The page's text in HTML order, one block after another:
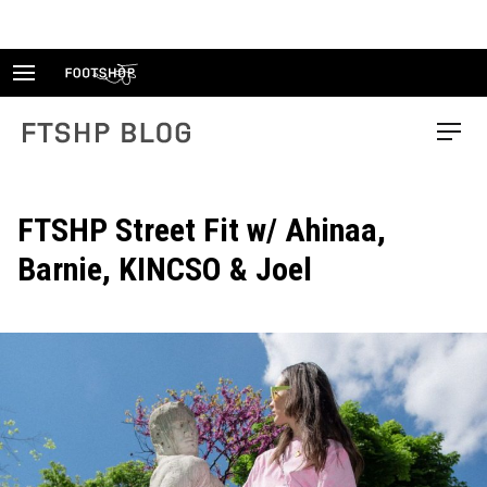
FTSHP blog Menu
FTSHP Street Fit w/ Ahinaa,
Barnie, KINCSO & Joel